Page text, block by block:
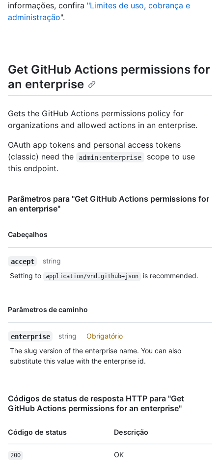
informações, confira "Limites de uso, cobrança e
administração".
Get GitHub Actions permissions for
an enterprise
Gets the GitHub Actions permissions policy for
organizations and allowed actions in an enterprise.
OAuth app tokens and personal access tokens
(classic) need the
admin:enterprise
scope to use
this endpoint.
Parâmetros para "Get GitHub Actions permissions for
an enterprise"
Cabeçalhos
Nome,
accept
string
Setting to
application/vnd.github+json is recommended.
Parâmetros de caminho
Nome,
enterprise string
Obrigatório
The slug version of the enterprise name. You can also
substitute this value with the enterprise id.
Códigos de status de resposta HTTP para "Get
GitHub Actions permissions for an enterprise"
Código de status Descrição
200 OK